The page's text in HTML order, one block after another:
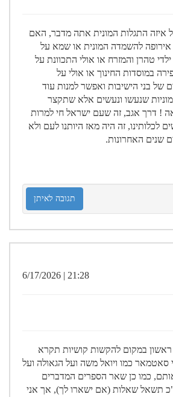
איזה התגלות המונית אתה מדבר, האם
להשמדה המונית או שמא על
ילדי טהרן והמזרח או אולי התכוונת על
במוסדות החינוך או אולי על
של בני הישיבות ואפשר למנות עוד
שנעשו ונעשים אלא שתקצר
! דרך אגב, זה שעם ישראל חי למרות
לכלותינו, זה היה מאז היותנו לעם ולא
שנים האחרונות.
תגובה לאיתן
21:28 | 6/17/2026
ראשון במקום להקשות קושיות תקרא
כמו ויואל משה ועל הגאולה ועל
כמו כן שאר הספרים המדברים
תשאל שאלות (אם ישארו לך), אך אני